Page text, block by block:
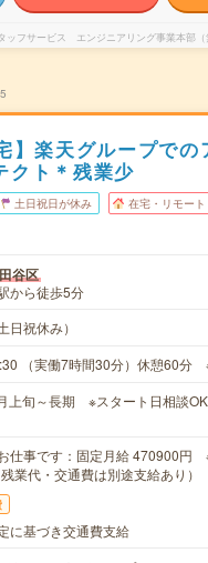
ッフサービス エンジニアリング事業本部（
】楽天グループで
クト＊残業少
土日祝日が休み 在宅・リモート
谷区
から徒歩5分
日祝休み）
（実働7時間30分）休憩60分
上旬～長期 ※スタート日相談
仕事です：固定月給 470900円
業代・交通費は別途支給あり）
に基づき交通費支給